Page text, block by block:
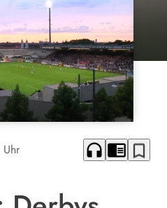
headphones chrome_reader_mode bookmark_border